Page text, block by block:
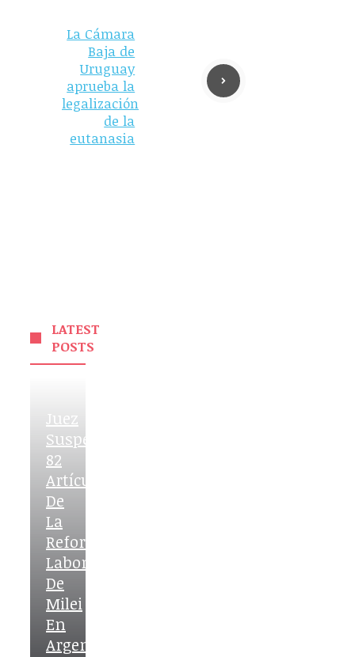
La Cámara
Baja de
Uruguay
aprueba la
legalización
de la
eutanasia
LATEST
POSTS
Juez
Suspende
82
Artículos
De
La
Reforma
Laboral
De
Milei
En
Argentina